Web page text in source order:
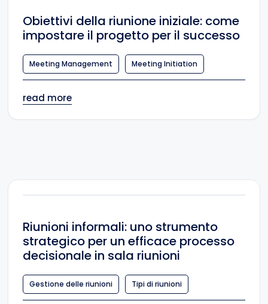
Obiettivi della riunione iniziale: come
impostare il progetto per il successo
Meeting Management Meeting Initiation
read more
Riunioni informali: uno strumento
strategico per un efficace processo
decisionale in sala riunioni
Gestione delle riunioni Tipi di riunioni